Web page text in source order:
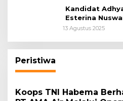
Kandidat
Esterina
Keadilan
13 Agustus 2025
Peristiwa
Koops TNI Habema